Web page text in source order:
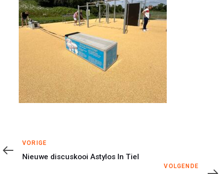
Vorige
VORIGE
Nieuwe discuskooi Astylos In Tiel
VOLGENDE